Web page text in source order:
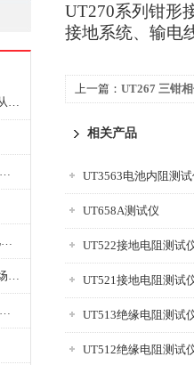
模拟信号发生器TG39BX是如何实现从直流到交流的波形转换?
罗德与施瓦茨BTC能够自动生成多种音视频信号
耐压测试仪7440/19073采用了多样化的功能设计
横河功率计WT310E可满足各种应用场景的需求
菊水TOS5302耐压绝缘电阻测试仪是种重要的电气安全检测设备
UT270系列钳形
接地系统、输电
上一篇： UT267 三钳
相关产品
UT3563电池内阻测
UT658A测试仪
UT522接地电阻测试
UT521接地电阻测试
UT513绝缘电阻测试
UT512绝缘电阻测试